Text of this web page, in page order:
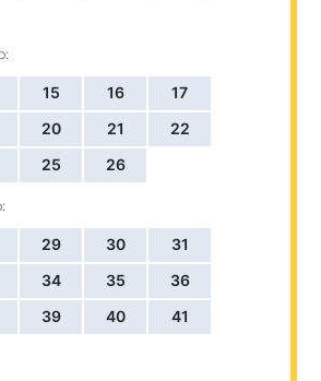
15 16
17
20 21
22
25 26
29 30
31
34 35
36
39 40 41